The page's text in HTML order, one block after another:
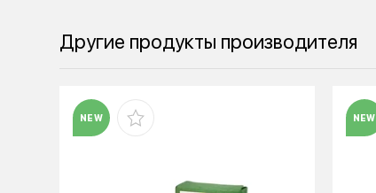
Другие продукты производителя
NEW NEW